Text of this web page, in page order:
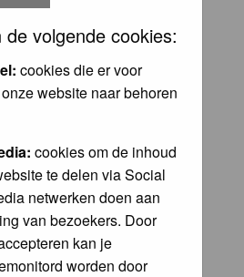
volgende cookies:
cookies die er voor
website naar behoren
cookies om de inhoud
te delen via Social
netwerken doen aan
van bezoekers. Door
kan je
worden door
each visit: